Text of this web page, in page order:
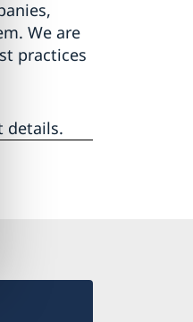
We are
practices
details.